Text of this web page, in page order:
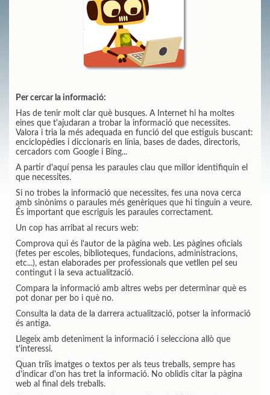
Per cercar la informació:
Has de tenir molt clar què busques. A Internet hi ha moltes
eines que t'ajudaran a trobar la informació que necessites.
Valora i tria la més adequada en funció del que estiguis buscant:
enciclopèdies i diccionaris en línia, bases de dades, directoris,
cercadors com Google i Bing...
A partir d'aquí pensa les paraules clau que millor identifiquin el
que necessites.
Si no trobes la informació que necessites, fes una nova cerca
amb sinònims o paraules més genèriques que hi tinguin a veure.
És important que escriguis les paraules correctament.
Un cop has arribat al recurs web:
Comprova qui és l'autor de la pàgina web. Les pàgines oficials
(fetes per escoles, biblioteques, fundacions, administracions,
etc...), estan elaborades per professionals que vetllen pel seu
contingut i la seva actualització.
Compara la informació amb altres webs per determinar què es
pot donar per bo i què no.
Consulta la data de la darrera actualització, potser la informació
és antiga.
Llegeix amb deteniment la informació i selecciona allò que
t'interessi.
Quan triïs imatges o textos per als teus treballs, sempre has
d'indicar d'on has tret la informació. No oblidis citar la pàgina
web al final dels treballs.